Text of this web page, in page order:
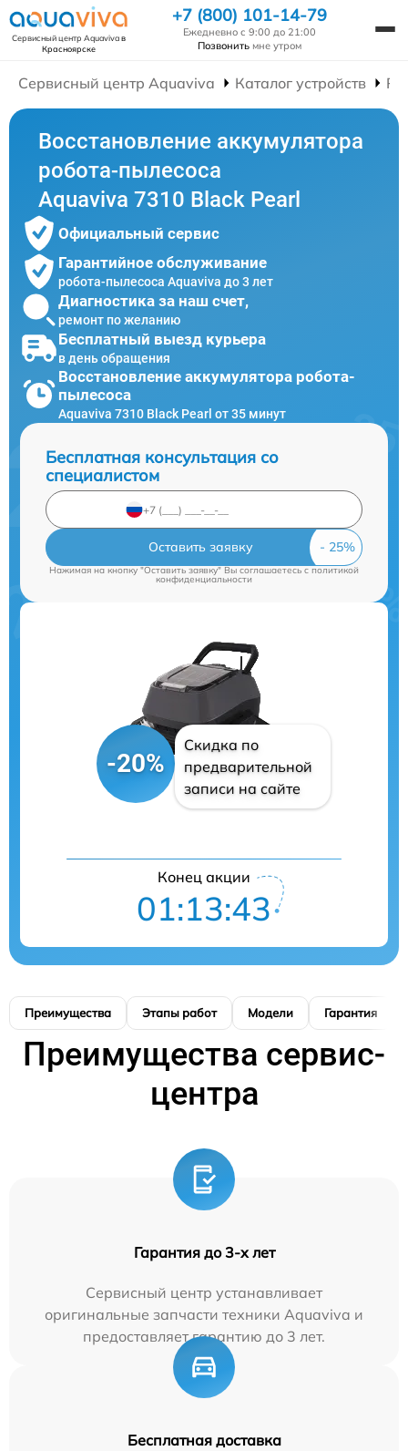
Сервисный центр Aquavivaв
Красноярске
+7 (800) 101-14-79
Ежедневно с 9:00 до 21:00
Позвонить мне утром
Сервисный центр Aquaviva Каталог устройств
Восстановление аккумулятора
робота-пылесоса
Aquaviva 7310 Black Pearl
Официальный сервис
Гарантийное обслуживание
робота-пылесоса Aquaviva до 3 лет
Диагностика за наш счет,
ремонт по желанию
Бесплатный выезд курьера
в день обращения
Восстановление аккумулятора робота-
пылесоса
Aquaviva 7310 Black Pearl от 35 минут
Бесплатная консультация со
специалистом
Оставить заявку
Нажимая на кнопку "Оставить заявку" Вы соглашаетесь c политикой
конфиденциальности
-20%
Скидка по
предварительной
записи на сайте
Конец акции
01:13:42
Преимущества Этапы работ Модели Гарантия
Преимущества сервис-
центра
Гарантия до 3-х лет
Сервисный центр устанавливает
оригинальные запчасти техники Aquaviva и
предоставляет гарантию до 3 лет.
Бесплатная доставка